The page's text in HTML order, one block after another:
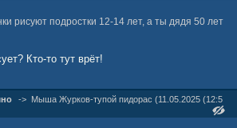
рисуют подростки 12-14 лет, а ты дядя 50 лет
Кто-то тут врёт!
-> Мыша Жуpков-тупой пидорас (11.05.2025 (12:5